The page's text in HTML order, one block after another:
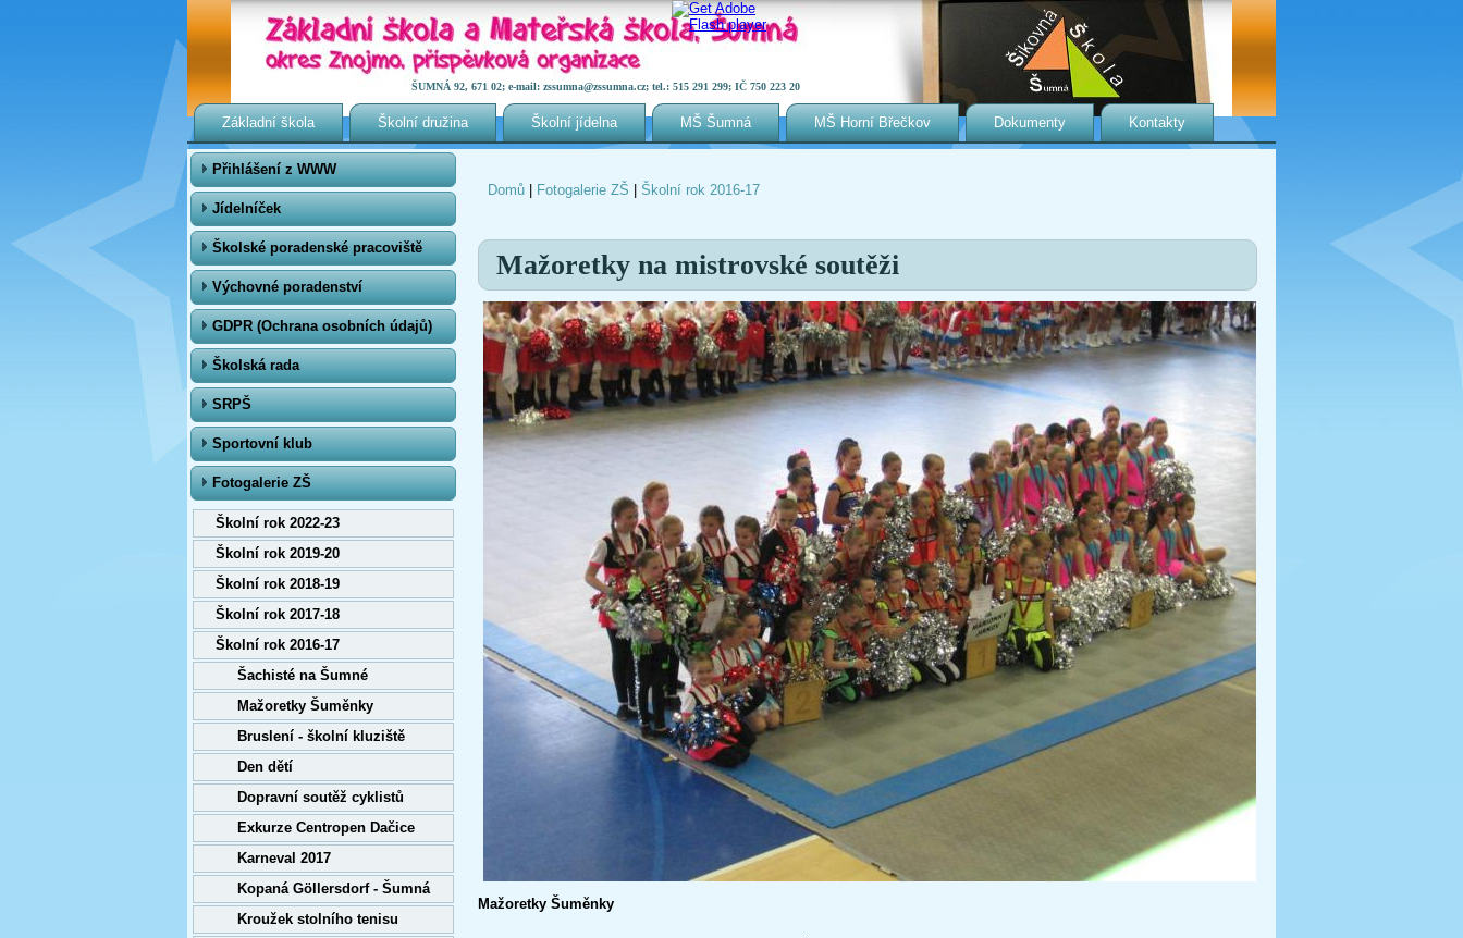
ŠUMNÁ 92, 671 02; e-mail: zssumna@zssumna.cz; tel.: 515 291 299; IČ 750 223 20
Základní škola Školní družina Školní jídelna MŠ Šumná MŠ Horní Břečkov Dokumenty Kontakty
Přihlášení z WWW
Jídelníček
Školské poradenské pracoviště
Výchovné poradenství
GDPR (Ochrana osobních údajů)
Školská rada
SRPŠ
Sportovní klub
Fotogalerie ZŠ
Školní rok 2022-23
Školní rok 2019-20
Školní rok 2018-19
Školní rok 2017-18
Školní rok 2016-17
Šachisté na Šumné
Mažoretky Šuměnky
Bruslení - školní kluziště
Den dětí
Dopravní soutěž cyklistů
Exkurze Centropen Dačice
Karneval 2017
Kopaná Göllersdorf - Šumná
Kroužek stolního tenisu
Domů Fotogalerie ZŠ |Školní rok 2016-17
Mažoretky na mistrovské soutěži
Mažoretky Šuměnky